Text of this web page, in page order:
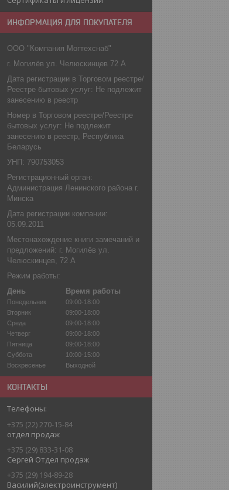
ИНФОРМАЦИЯ ДЛЯ ПОКУПАТЕЛЯ
ООО "Компания Могтехснаб"
г. Могилёв ул. Челюскинцев 72 А
Дата регистрации в Торговом реестре/
Реестре бытовых услуг: Не подлежит
занесению в реестр
Номер в Торговом реестре/Реестре
бытовых услуг: Не подлежит
занесению в реестр, Республика
Беларусь
УНП: 790753053
Регистрационный орган:
Администрация Ленинского района г.
Минска
Дата регистрации компании:
05.09.2011
Местонахождение книги замечаний и
предложений: г. Могилёв ул.
Челюскинцев, 72 А
Режим работы:
День
Время работы
Понедельник
09:00-18:00
Вторник
09:00-18:00
Среда
09:00-18:00
Четверг
09:00-18:00
Пятница
09:00-18:00
Суббота
10:00-15:00
Воскресенье
Выходной
КОНТАКТЫ
+375 (22) 270-15-84
отдел продаж
+375 (29) 833-31-08
Сергей Отдел продаж
+375 (29) 194-89-28
Василий(электроинструмент)